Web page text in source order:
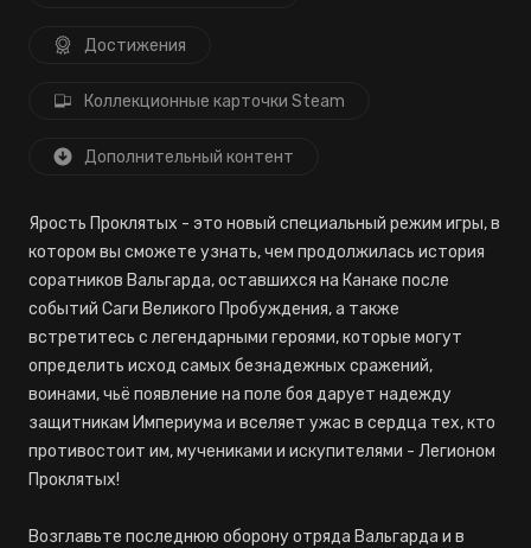
Достижения
Коллекционные карточки Steam
Дополнительный контент
Ярость Проклятых - это новый специальный режим игры, в
котором вы сможете узнать, чем продолжилась история
соратников Вальгарда, оставшихся на Канаке после
событий Саги Великого Пробуждения, а также
встретитесь с легендарными героями, которые могут
определить исход самых безнадежных сражений,
воинами, чьё появление на поле боя дарует надежду
защитникам Империума и вселяет ужас в сердца тех, кто
противостоит им, мучениками и искупителями - Легионом
Проклятых!
Возглавьте последнюю оборону отряда Вальгарда и в